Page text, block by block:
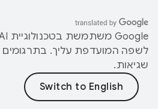
לשפה המועדפת עליך. בתרגומים
שגיאות.